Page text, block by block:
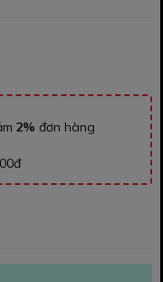
2% đơn hàng